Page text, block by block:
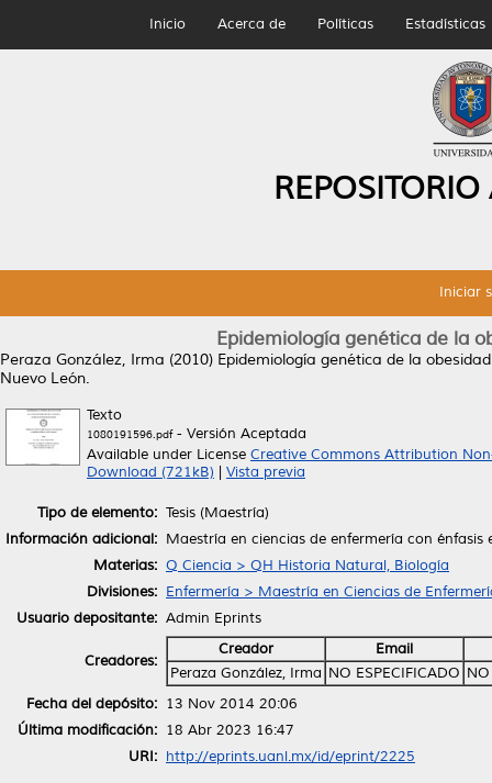
Inicio Acerca de Políticas Estadísticas
Iniciar
Epidemiología genética de la
Peraza González, Irma (2010) Epidemiología genética de la
Nuevo León.
Texto
1080191596.pdf- Versión Aceptada
Available under License Creative Commons Attribution
Download (721kB)
Vista previa
Tipo de elemento: Tesis (Maestría)
Información adicional: Maestría en ciencias de enfermería con
Materias: Q Ciencia > QH Historia Natural, Biología
Divisiones: Enfermería > Maestría en Ciencias de
Usuario depositante: Admin Eprints
Creadores:
Creador
Email
Peraza González, Irma NO ESPECIFICADO
Fecha del depósito: 13 Nov 2014 20:06
Última modificación: 18 Abr 2023 16:47
URI: http://eprints.uanl.mx/id/eprint/2225